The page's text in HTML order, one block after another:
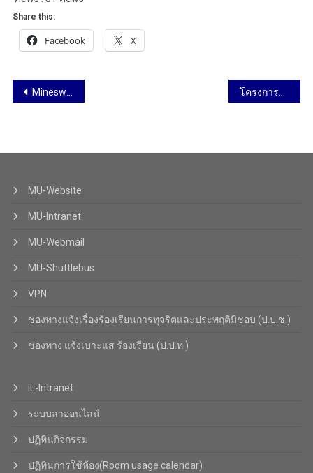
Share this:
Facebook X
Minesweeper Robot Camp 21-23 กันยายน 2562
MU-Website
MU-Intranet
MU-Webmail
MU-Shuttlebus
VPN
ช่องทางแจ้งเรื่องร้องเรียนการทุจริตและประพฤติมิชอบ (ป.ป.ช.)
ช่องทาง แจ้งเบาะแส ร้องเรียน (ป.ป.ท.)
IL-Intranet
ระบบลาออนไลน์
ปฏิทินกิจกรรม
ปฏิทินการใช้ห้อง(Room usage calendar)